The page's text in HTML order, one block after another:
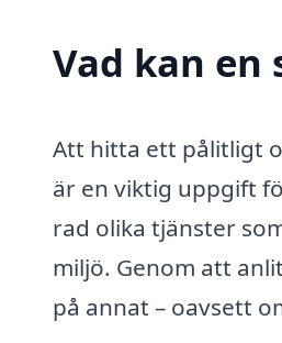
Vad kan
Att hitta ett pålitligt
är en viktig uppgift
rad olika tjänster
miljö. Genom att
på annat – oavsett